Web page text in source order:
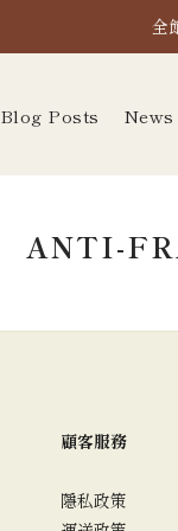
全
全
Blog Posts News
ANTI-
顧客服務
隱私政策